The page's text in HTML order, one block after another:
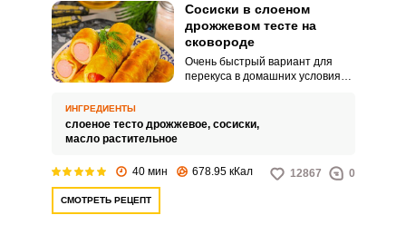
Сосиски в слоеном
дрожжевом тесте на
сковороде
Очень быстрый вариант для
перекуса в домашних условиях.
огне, чтобы тесто равномерно
ИНГРЕДИЕНТЫ
слоеное тесто дрожжевое, сосиски,
масло растительное
40 мин 678.95 кКал 12867 0
СМОТРЕТЬ РЕЦЕПТ